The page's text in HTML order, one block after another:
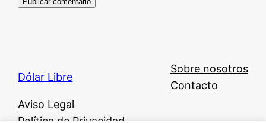
Dólar Libre
Sobre nosotros
Contacto
Aviso Legal